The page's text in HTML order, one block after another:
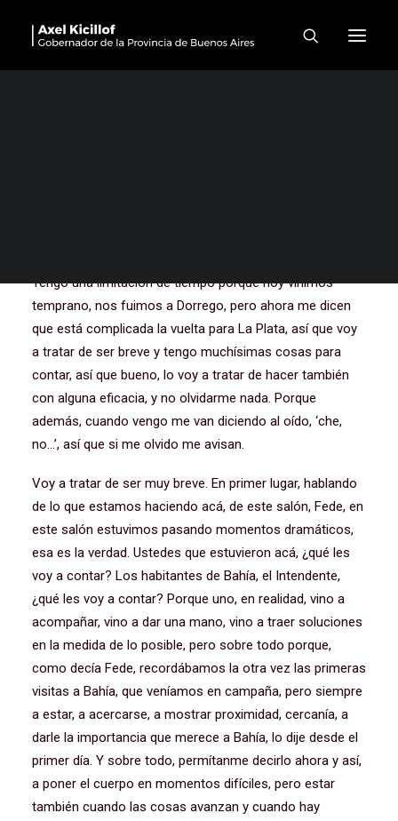
Anuncio obras de
triplicación de caudal del
Tengo una limitación de tiempo porque hoy vinimos
temprano, nos fuimos a Dorrego, pero ahora me dicen
que está complicada la vuelta para La Plata, así que voy
a tratar de ser breve y tengo muchísimas cosas para
contar, así que bueno, lo voy a tratar de hacer también
con alguna eficacia, y no olvidarme nada. Porque
además, cuando vengo me van diciendo al oído, ‘che,
no…’, así que si me olvido me avisan.
Voy a tratar de ser muy breve. En primer lugar, hablando
de lo que estamos haciendo acá, de este salón, Fede, en
este salón estuvimos pasando momentos dramáticos,
esa es la verdad. Ustedes que estuvieron acá, ¿qué les
voy a contar? Los habitantes de Bahía, el Intendente,
¿qué les voy a contar? Porque uno, en realidad, vino a
acompañar, vino a dar una mano, vino a traer soluciones
en la medida de lo posible, pero sobre todo porque,
como decía Fede, recordábamos la otra vez las primeras
visitas a Bahía, que veníamos en campaña, pero siempre
a estar, a acercarse, a mostrar proximidad, cercanía, a
darle la importancia que merece a Bahía, lo dije desde el
primer día. Y sobre todo, permítanme decirlo ahora y así,
a poner el cuerpo en momentos difíciles, pero estar
también cuando las cosas avanzan y cuando hay